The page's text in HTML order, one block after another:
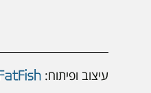
עיצוב ופיתוח: